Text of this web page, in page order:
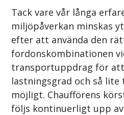
Tack vare vår långa
miljöpåverkan minskas
efter att använda den
fordonskombinationen
transportuppdrag för att
lastningsgrad och så
möjligt. Chaufförens
följs kontinuerligt upp